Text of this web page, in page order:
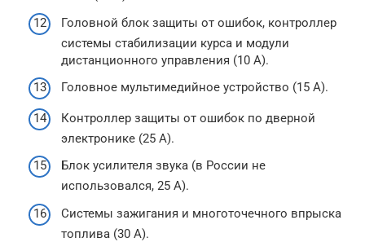
Головной блок защиты от ошибок, контроллер
системы стабилизации курса и модули
дистанционного управления (10 А).
Головное мультимедийное устройство (15 А).
Контроллер защиты от ошибок по дверной
электронике (25 А).
Блок усилителя звука (в России не
использовался, 25 А).
Системы зажигания и многоточечного впрыска
топлива (30 А).